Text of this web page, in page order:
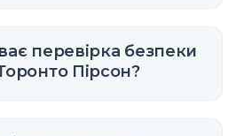
перевірка безпеки
Пірсон?